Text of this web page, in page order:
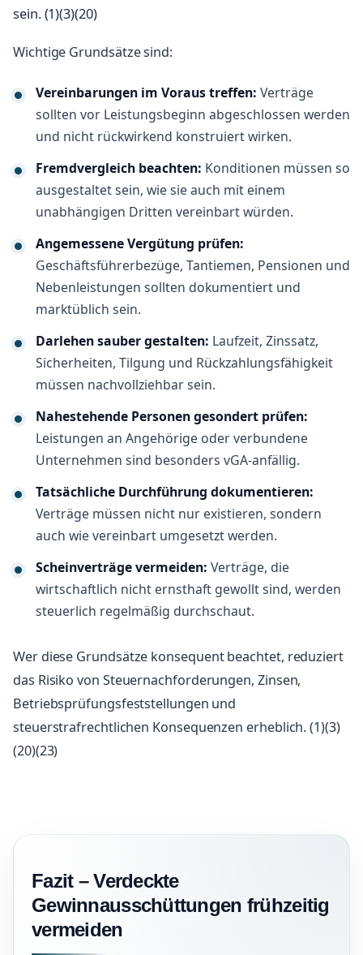
sein. (1)(3)(20)
Wichtige Grundsätze sind:
Vereinbarungen im Voraus treffen: Verträge
sollten vor Leistungsbeginn abgeschlossen werden
und nicht rückwirkend konstruiert wirken.
Fremdvergleich beachten: Konditionen müssen so
ausgestaltet sein, wie sie auch mit einem
unabhängigen Dritten vereinbart würden.
Angemessene Vergütung prüfen:
Geschäftsführerbezüge, Tantiemen, Pensionen und
Nebenleistungen sollten dokumentiert und
marktüblich sein.
Darlehen sauber gestalten: Laufzeit, Zinssatz,
Sicherheiten, Tilgung und Rückzahlungsfähigkeit
müssen nachvollziehbar sein.
Nahestehende Personen gesondert prüfen:
Leistungen an Angehörige oder verbundene
Unternehmen sind besonders vGA-anfällig.
Tatsächliche Durchführung dokumentieren:
Verträge müssen nicht nur existieren, sondern
auch wie vereinbart umgesetzt werden.
Scheinverträge vermeiden: Verträge, die
wirtschaftlich nicht ernsthaft gewollt sind, werden
steuerlich regelmäßig durchschaut.
Wer diese Grundsätze konsequent beachtet, reduziert
das Risiko von Steuernachforderungen, Zinsen,
Betriebsprüfungsfeststellungen und
steuerstrafrechtlichen Konsequenzen erheblich. (1)(3)
(20)(23)
Fazit – Verdeckte
Gewinnausschüttungen frühzeitig
vermeiden